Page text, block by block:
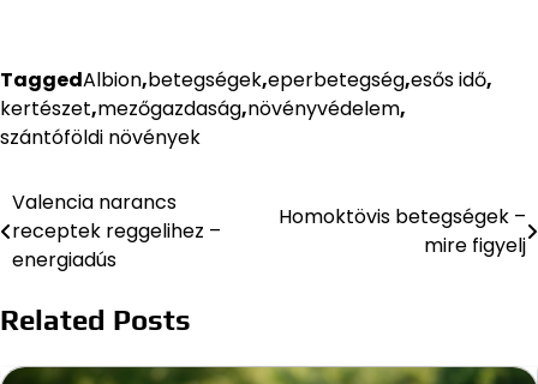
TaggedAlbion,betegségek,eperbetegség,esős idő,
kertészet,mezőgazdaság,növényvédelem,
szántóföldi növények
Bejegyzés
navigáció
Valencia narancs
receptek reggelihez –
energiadús
Homoktövis betegségek –
mire figyelj
Related Posts